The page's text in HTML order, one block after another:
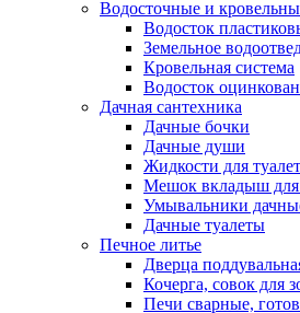
Водосточные и
Водосток
Земельное
Кровельная система
Водосток
Дачная сантехника
Дачные бочки
Дачные души
Жидкости для
Мешок вкладыш для
Умывальники
Дачные туалеты
Печное литье
Дверца
Кочерга, совок для
Печи сварные,